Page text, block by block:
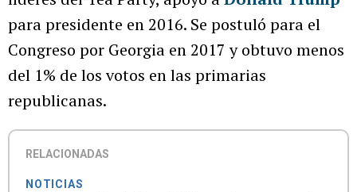
para presidente en 2016. Se postuló para el
Congreso por Georgia en 2017 y obtuvo menos
del 1% de los votos en las primarias
republicanas.
RELACIONADAS
NOTICIAS